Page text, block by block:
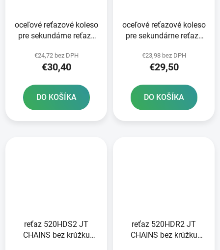
oceľové reťazové koleso
pre sekundárne reťaze
zubov
€24,72 bez DPH
€30,40
DO KOŠÍKA
oceľové reťazové koleso
pre sekundárne reťaze
zubov
€23,98 bez DPH
€29,50
DO KOŠÍKA
reťaz 520HDS2 JT
CHAINS bez krúžku
reťaz 520HDR2 JT
CHAINS bez krúžku